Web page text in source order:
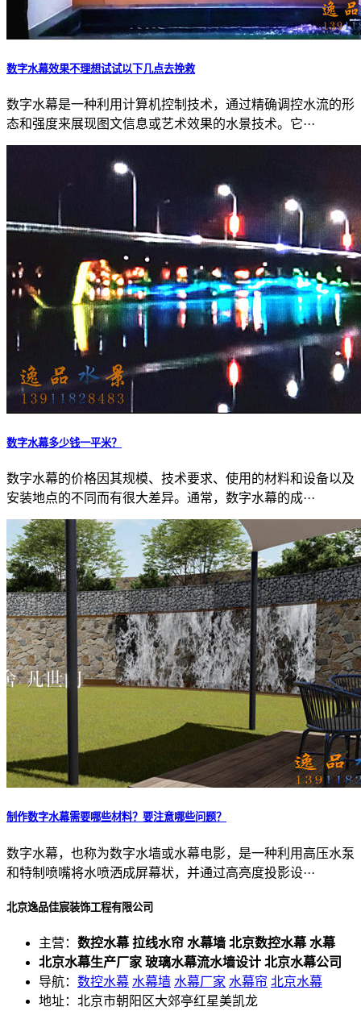
数字水幕效果不理想试试以下几点去挽救
数字水幕是一种利用计算机控制技术，通过精确调控水流的形
态和强度来展现图文信息或艺术效果的水景技术。它···
数字水幕多少钱一平米？
数字水幕的价格因其规模、技术要求、使用的材料和设备以及
安装地点的不同而有很大差异。通常，数字水幕的成···
制作数字水幕需要哪些材料？要注意哪些问题？
数字水幕，也称为数字水墙或水幕电影，是一种利用高压水泵
和特制喷嘴将水喷洒成屏幕状，并通过高亮度投影设···
北京逸品佳宸装饰工程有限公司
主营： 数控水幕 拉线水帘 水幕墙 北京数控水幕 水幕
北京水幕生产厂家 玻璃水幕流水墙设计 北京水幕公司
导航： 数控水幕 水幕墙 水幕厂家 水幕帘 北京水幕
地址：北京市朝阳区大郊亭红星美凯龙